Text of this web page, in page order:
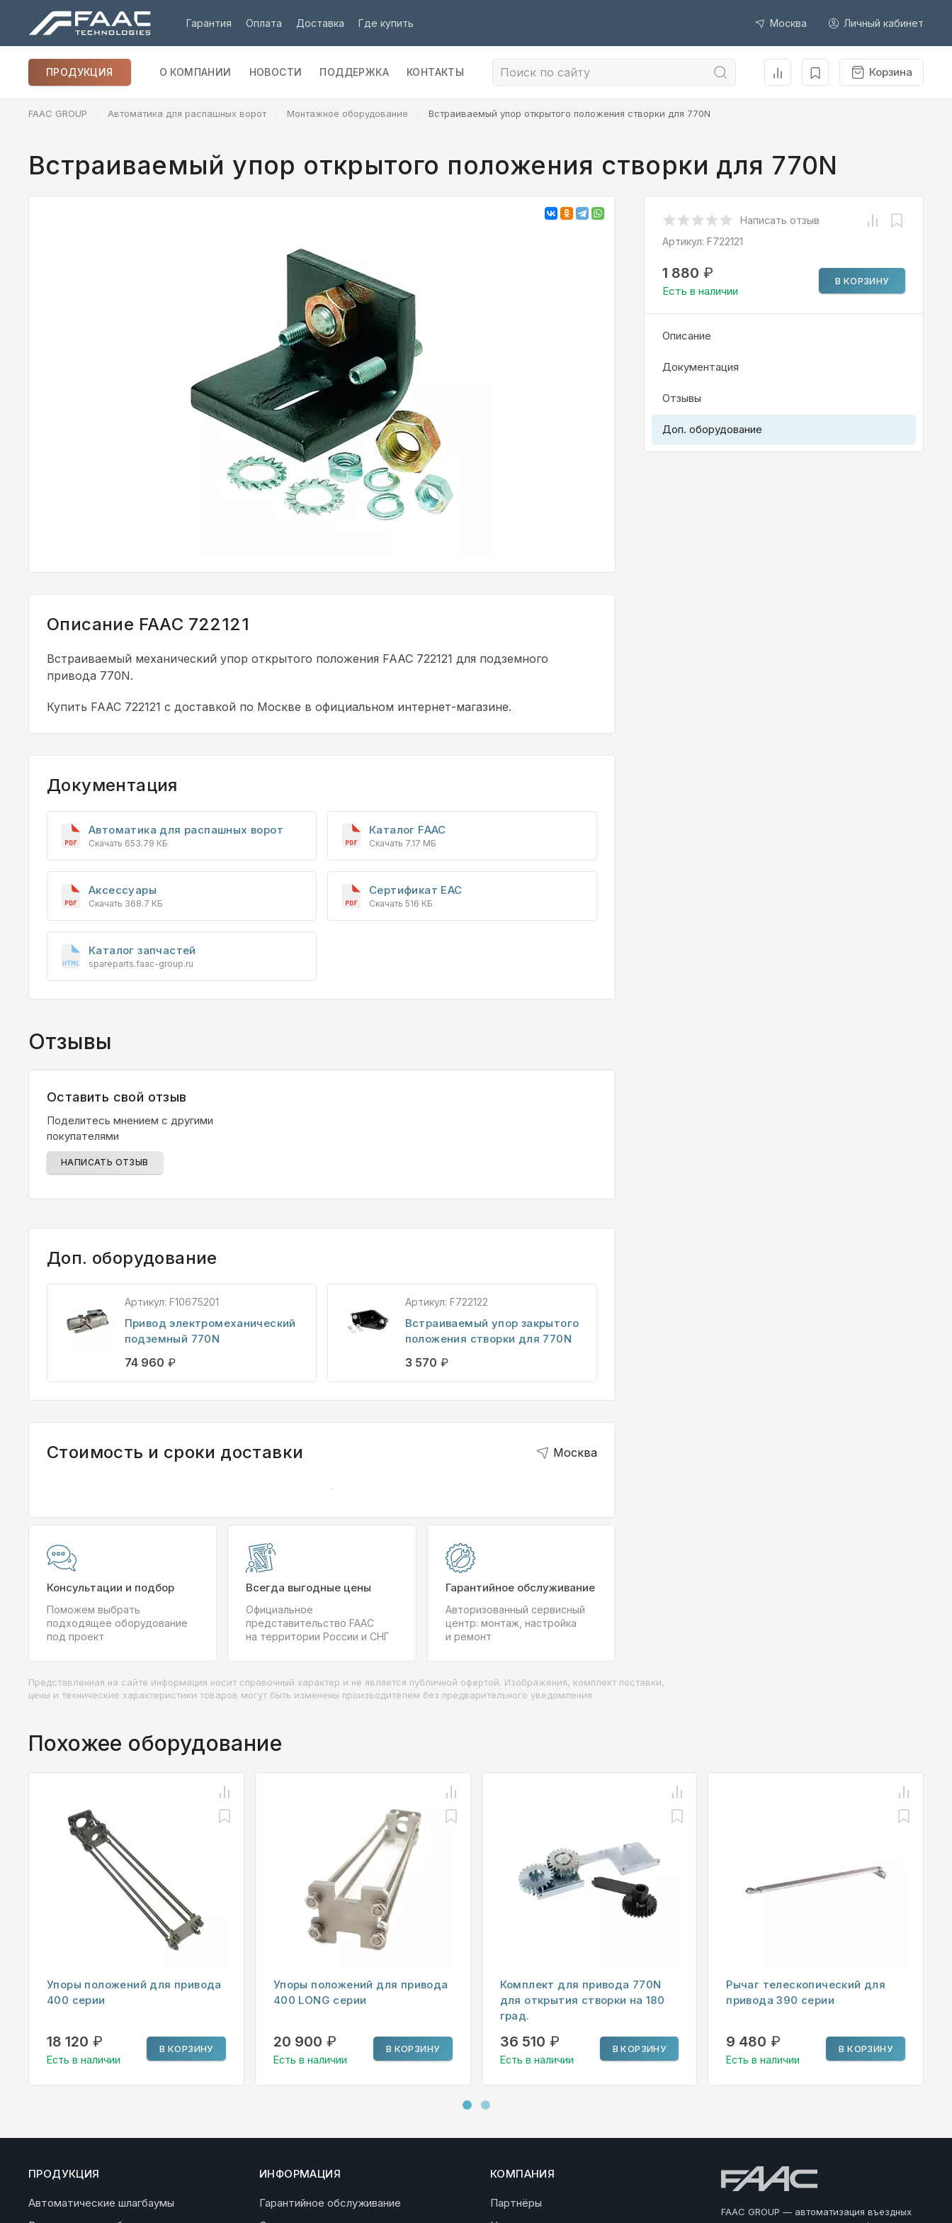
Гарантия Оплата Доставка Где купить Москва Личный кабинет
ПРОДУКЦИЯ О КОМПАНИИ НОВОСТИ ПОДДЕРЖКА КОНТАКТЫ Корзина
FAAC GROUP Автоматика для распашных ворот Монтажное оборудование Встраиваемый упор открытого положения створки для 770N
Встраиваемый упор открытого положения створки для 770N
Написать отзыв
Артикул:F722121
1 880 ₽
Есть в наличии
В КОРЗИНУ
Описание
Документация
Отзывы
Доп. оборудование
Описание FAAC 722121
Встраиваемый механический упор открытого положения FAAC 722121 для подземного
привода 770N.
Купить FAAC 722121 с доставкой по Москве в официальном интернет-магазине.
Документация
Автоматика для распашных ворот
Скачать 653.79 КБ
Каталог FAAC
Скачать 7.17 МБ
Аксессуары
Скачать 368.7 КБ
Сертификат EAC
Скачать 516 КБ
Каталог запчастей
spareparts.faac-group.ru
Отзывы
Оставить свой отзыв
Поделитесь мнением с другими
покупателями
НАПИСАТЬ ОТЗЫВ
Доп. оборудование
Артикул: F10675201
Привод электромеханический
подземный 770N
74 960 ₽
Артикул: F722122
Встраиваемый упор закрытого
положения створки для 770N
3 570 ₽
Стоимость и сроки доставки Москва
Консультации и подбор
Поможем выбрать
подходящее оборудование
под проект
Всегда выгодные цены
Официальное
представительство FAAC
на территории России и СНГ
Гарантийное обслуживание
Авторизованный сервисный
центр: монтаж, настройка
и ремонт
Представленная на сайте информация носит справочный характер и не является публичной офертой. Изображения, комплект поставки,
цены и технические характеристики товаров могут быть изменены производителем без предварительного уведомления.
Похожее оборудование
Упоры положений для привода
400 серии
18 120 ₽
Есть в наличии
В КОРЗИНУ
Упоры положений для привода
400 LONG серии
20 900 ₽
Есть в наличии
В КОРЗИНУ
Комплект для привода 770N
для открытия створки на 180
град.
36 510 ₽
Есть в наличии
В КОРЗИНУ
Рычаг телескопический для
привода 390 серии
9 480 ₽
Есть в наличии
В КОРЗИНУ
ПРОДУКЦИЯ
Автоматические шлагбаумы
ИНФОРМАЦИЯ
Гарантийное обслуживание
КОМПАНИЯ
Партнёры
FAAC GROUP — автоматизация въездных